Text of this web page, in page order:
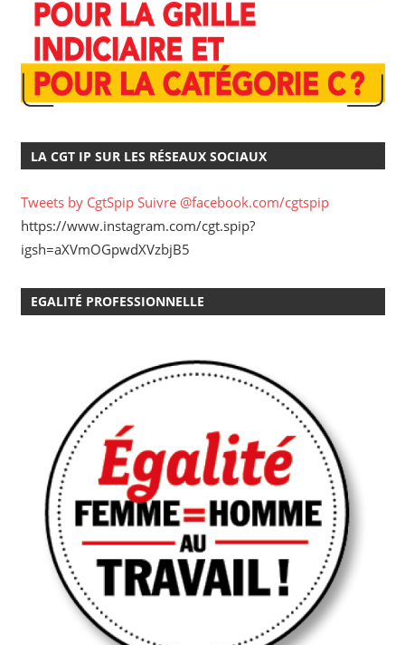
LA CGT IP SUR LES RÉSEAUX SOCIAUX
Tweets by CgtSpip Suivre @facebook.com/cgtspip
https://www.instagram.com/cgt.spip?
igsh=aXVmOGpwdXVzbjB5
EGALITÉ PROFESSIONNELLE